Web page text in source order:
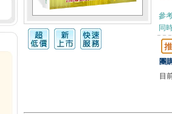
參
同
團
目